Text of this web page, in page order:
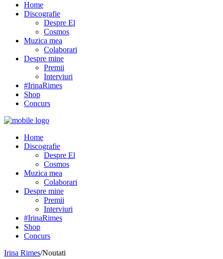
Home
Discografie
Despre El
Cosmos
Muzica mea
Colaborari
Despre mine
Premii
Interviuri
#IrinaRimes
Shop
Concurs
Home
Discografie
Despre El
Cosmos
Muzica mea
Colaborari
Despre mine
Premii
Interviuri
#IrinaRimes
Shop
Concurs
Irina Rimes/Noutati